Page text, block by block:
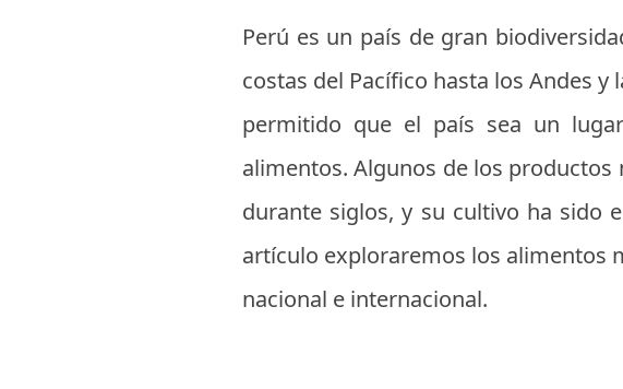
Perú es un país de gran
costas del Pacífico hasta los Andes
permitido que el país sea un
alimentos. Algunos de los
durante siglos, y su cultivo ha sido
artículo exploraremos los alimentos
nacional e internacional.